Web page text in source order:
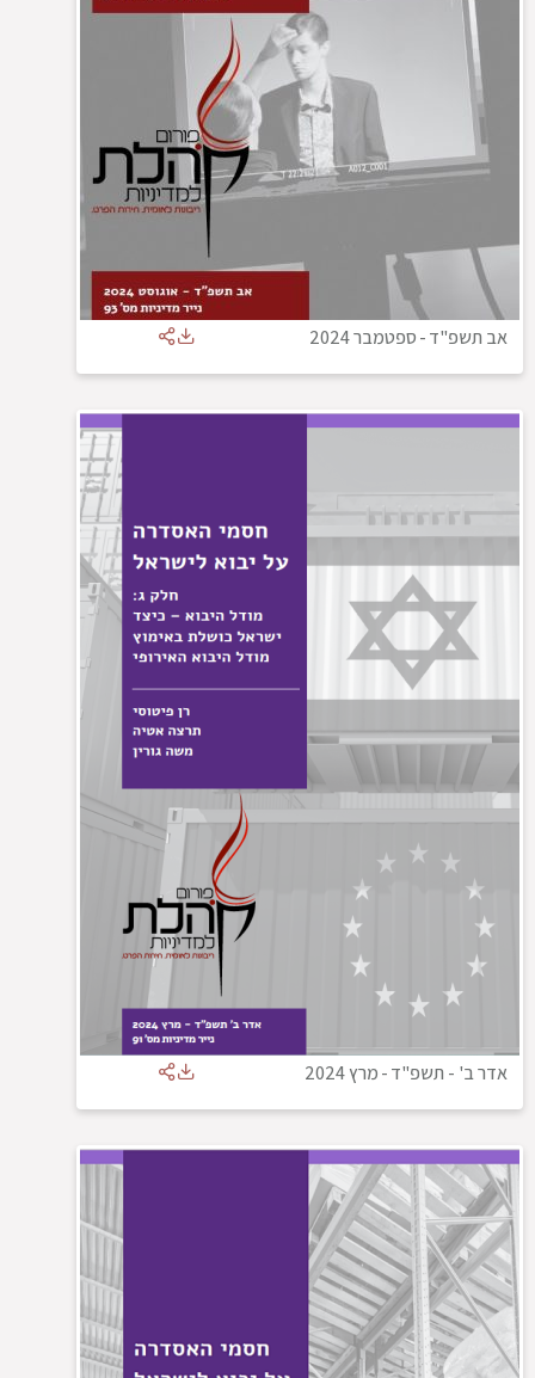
אב תשפ"ד-ספטמבר 2024
אדר ב' - תשפ"ד-מרץ 2024